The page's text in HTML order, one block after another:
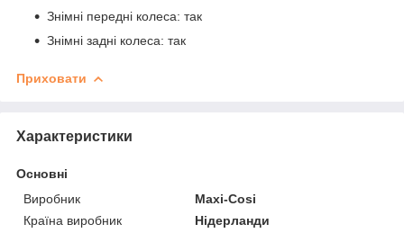
Знімні передні колеса: так
Знімні задні колеса: так
Приховати
Характеристики
Основні
Виробник
Maxi-Cosi
Країна виробник
Нідерланди